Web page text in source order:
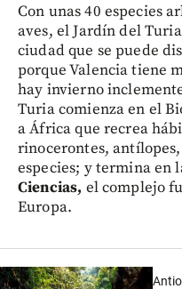
Con unas 40 especies
aves, el Jardín del
ciudad que se puede
porque Valencia tiene
hay invierno
Turia comienza en el
a África que recrea
rinocerontes,
especies; y termina en
Ciencias, el complejo
Europa.